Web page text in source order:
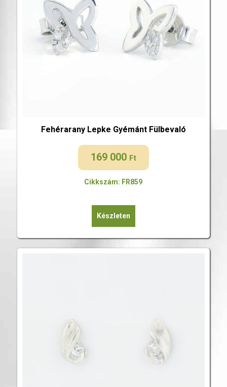
Fehérarany Lepke Gyémánt Fülbevaló
169 000 Ft
Cikkszám: FR859
Készleten